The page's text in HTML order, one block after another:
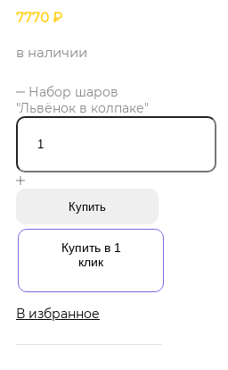
7770 ₽
в наличии
Набор шаров
"Львёнок в колпаке"
Купить
Купить в 1
клик
В избранное